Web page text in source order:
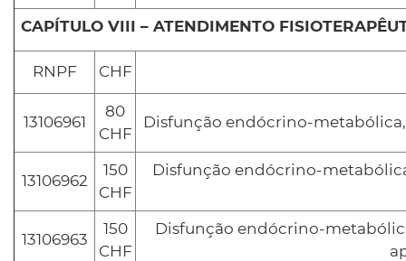
RNPF CHF
13106961
80
CHF
Disfunção endócrino-
13106962
150
CHF
Disfunção endócrino-
13106963
150
CHF
Disfunção endócrino-